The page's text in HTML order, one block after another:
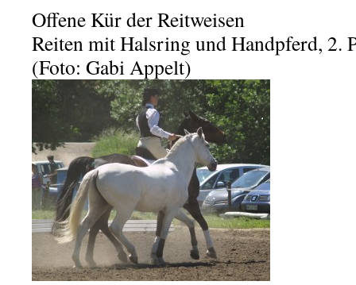
Offene Kür der Reitweisen
Reiten mit Halsring und Handpferd, 2.
(Foto: Gabi Appelt)